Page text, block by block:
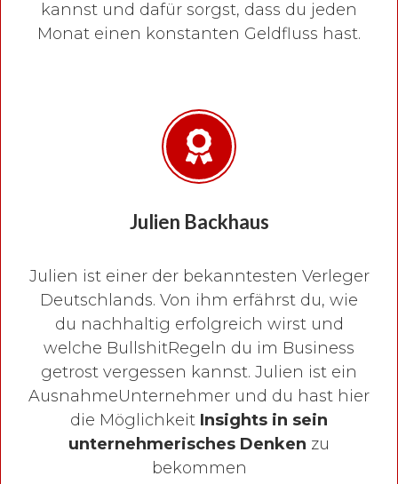
kannst und dafür sorgst, dass du jeden
Monat einen konstanten Geldfluss hast.
Julien Backhaus
Julien ist einer der bekanntesten Verleger
Deutschlands. Von ihm erfährst du, wie
du nachhaltig erfolgreich wirst und
welche BullshitRegeln du im Business
getrost vergessen kannst. Julien ist ein
AusnahmeUnternehmer und du hast hier
die Möglichkeit Insights in sein
unternehmerisches Denken zu
bekommen